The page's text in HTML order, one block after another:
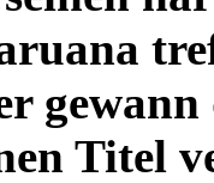
Titel